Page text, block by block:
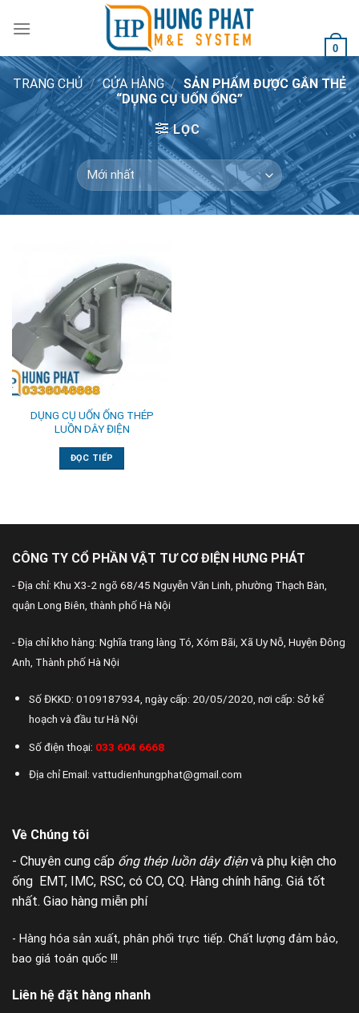
0
TRANG CHỦ / CỬA HÀNG / SẢN PHẨM ĐƯỢC GẮN THẺ
“DỤNG CỤ UỐN ỐNG”
LỌC
DỤNG CỤ UỐN ỐNG THÉP
LUỒN DÂY ĐIỆN
ĐỌC TIẾP
CÔNG TY CỔ PHẦN VẬT TƯ CƠ ĐIỆN HƯNG PHÁT
- Địa chỉ: Khu X3-2 ngõ 68/45 Nguyễn Văn Linh, phường Thạch Bàn,
quận Long Biên, thành phố Hà Nội
- Địa chỉ kho hàng: Nghĩa trang làng Tó, Xóm Bãi, Xã Uy Nỗ, Huyện Đông
Anh, Thành phố Hà Nội
Số ĐKKD: 0109187934, ngày cấp: 20/05/2020, nơi cấp: Sở kế
hoạch và đầu tư Hà Nội
Số điện thoại: 033 604 6668
Địa chỉ Email: vattudienhungphat@gmail.com
Về Chúng tôi
- Chuyên cung cấp ống thép luồn dây điệnvà phụ kiện cho
ống EMT, IMC, RSC, có CO, CQ. Hàng chính hãng. Giá tốt
nhất. Giao hàng miễn phí
- Hàng hóa sản xuất, phân phối trực tiếp. Chất lượng đảm bảo,
bao giá toán quốc !!!
Liên hệ đặt hàng nhanh